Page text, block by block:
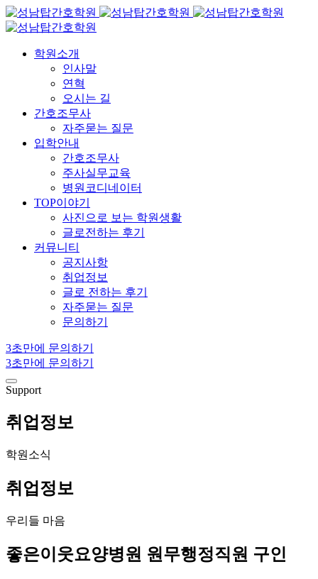
학원소개
인사말
연혁
오시는 길
간호조무사
자주묻는 질문
입학안내
간호조무사
주사실무교육
병원코디네이터
TOP이야기
사진으로 보는 학원생활
글로전하는 후기
커뮤니티
공지사항
취업정보
글로 전하는 후기
자주묻는 질문
문의하기
3초만에 문의하기
3초만에 문의하기
Support
취업정보
학원소식
취업정보
우리들 마음
좋은이웃요양병원 원무행정직원 구인